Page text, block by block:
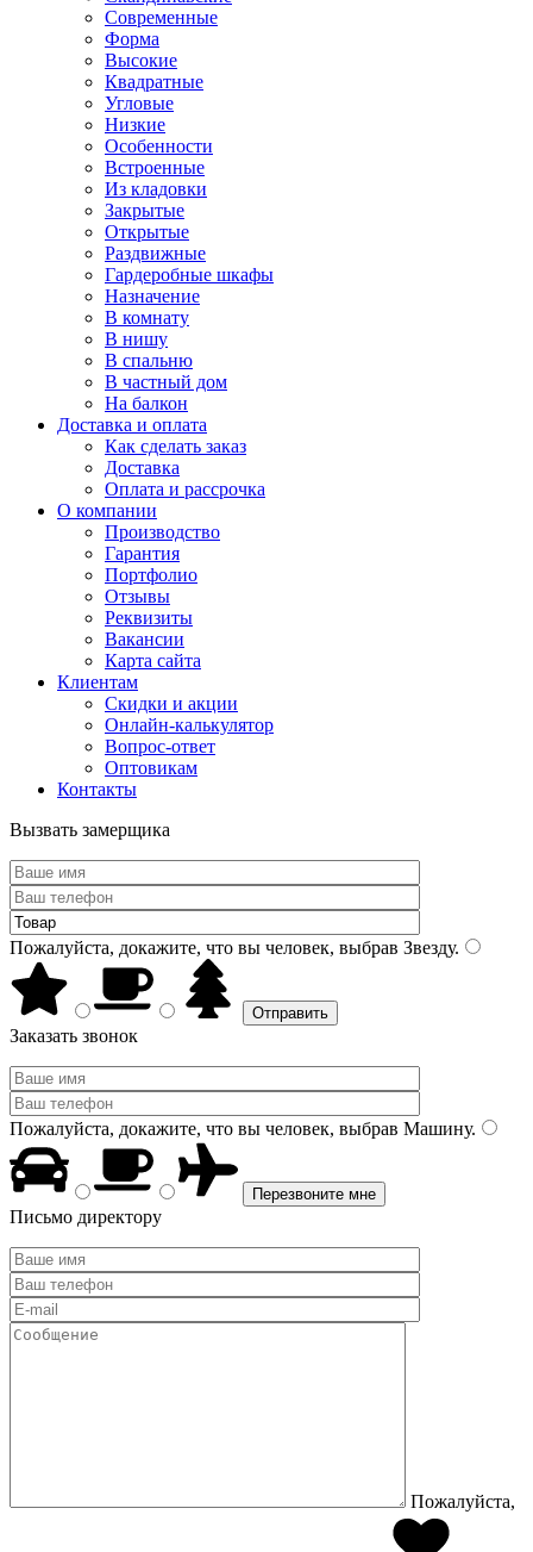
Современные
Форма
Высокие
Квадратные
Угловые
Низкие
Особенности
Встроенные
Из кладовки
Закрытые
Открытые
Раздвижные
Гардеробные шкафы
Назначение
В комнату
В нишу
В спальню
В частный дом
На балкон
Доставка и оплата
Как сделать заказ
Доставка
Оплата и рассрочка
О компании
Производство
Гарантия
Портфолио
Отзывы
Реквизиты
Вакансии
Карта сайта
Клиентам
Скидки и акции
Онлайн-калькулятор
Вопрос-ответ
Оптовикам
Контакты
Вызвать замерщика
Пожалуйста, докажите, что вы человек, выбрав Звезду.
Заказать звонок
Пожалуйста, докажите, что вы человек, выбрав Машину.
Письмо директору
Пожалуйста,